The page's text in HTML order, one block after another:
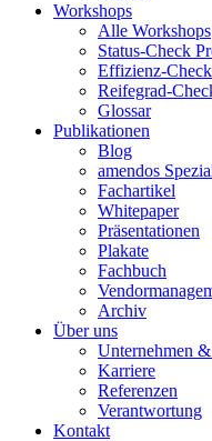
Workshops
Alle Workshops
Status-Check
Effizienz-
Reifegrad-
Glossar
Publikationen
Blog
amendos
Fachartikel
Whitepaper
Präsentationen
Plakate
Fachbuch
Archiv
Über uns
Unternehmen
Karriere
Referenzen
Verantwortung
Kontakt